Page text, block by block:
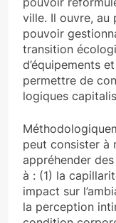
ville. Il ouvre, au
pouvoir
transition
d’équipements
permettre de
logiques
peut consister à
appréhender
à : (1) la
impact sur
la perception